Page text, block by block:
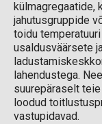
külmagregaatide,
jahutusgruppide
toidu
usaldusväärsete
lahendustega.
suurepäraselt
loodud
vastupidavad.